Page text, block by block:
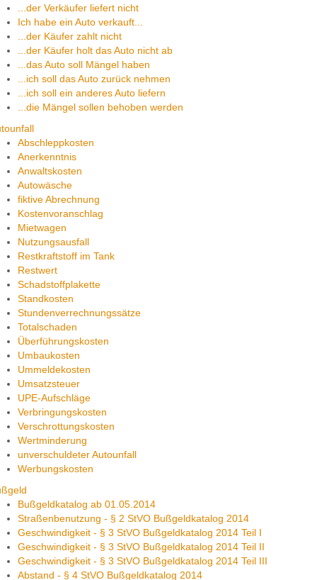
...der Verkäufer liefert nicht
Ich habe ein Auto verkauft...
...der Käufer zahlt nicht
...der Käufer holt das Auto nicht ab
...das Auto soll Mängel haben
...ich soll das Auto zurück nehmen
...ich soll ein anderes Auto liefern
...die Mängel sollen behoben werden
Abschleppkosten
Anerkenntnis
Anwaltskosten
Autowäsche
fiktive Abrechnung
Kostenvoranschlag
Mietwagen
Nutzungsausfall
Restkraftstoff im Tank
Restwert
Schadstoffplakette
Standkosten
Stundenverrechnungssätze
Totalschaden
Überführungskosten
Umbaukosten
Ummeldekosten
Umsatzsteuer
UPE-Aufschläge
Verbringungskosten
Verschrottungskosten
Wertminderung
unverschuldeter Autounfall
Werbungskosten
Bußgeldkatalog ab 01.05.2014
Straßenbenutzung - § 2 StVO Bußgeldkatalog 2014
Geschwindigkeit - § 3 StVO Bußgeldkatalog 2014 Teil I
Geschwindigkeit - § 3 StVO Bußgeldkatalog 2014 Teil II
Geschwindigkeit - § 3 StVO Bußgeldkatalog 2014 Teil III
Abstand - § 4 StVO Bußgeldkatalog 2014